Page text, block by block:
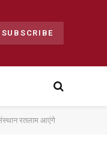
SUBSCRIBE
संस्थान रतलाम आएंगे